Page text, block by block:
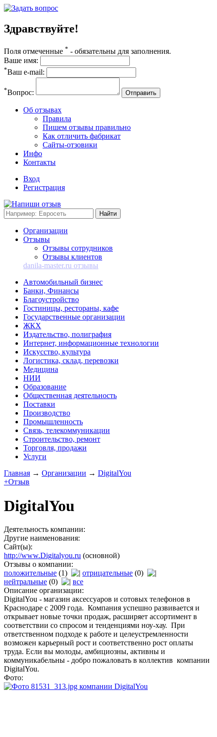
Здравствуйте!
Поля отмеченные * - обязательны для заполнения.
Ваше имя:
*Ваш e-mail:
*Вопрос: Отправить
Об отзывах
Правила
Пишем отзывы правильно
Как отличить фабрикат
Сайты-отзовики
Инфо
Контакты
Вход
Регистрация
Организации
Отзывы
Отзывы сотрудников
Отзывы клиентов
danila-master.ru отзывы
Автомобильный бизнес
Банки, Финансы
Благоустройство
Гостиницы, рестораны, кафе
Государственные организации
ЖКХ
Издательство, полиграфия
Интернет, информационные технологии
Искусство, культура
Логистика, склад, перевозки
Медицина
НИИ
Образование
Общественная деятельность
Поставки
Производство
Промышленность
Связь, телекоммуникации
Строительство, ремонт
Торговля, продажи
Услуги
Главная → Организации → DigitalYou
+Отзыв
DigitalYou
Деятельность компании:
Другие наименования:
Сайт(ы):
http://www.Digitalyou.ru (основной)
Отзывы о компании:
положительные (1) отрицательные (0)
нейтральные (0)
все
Описание организации:
DigitalYou - магазин аксессуаров и сотовых телефонов в
Краснодаре c 2009 года. Компания успешно развивается и
открывает новые точки продаж, расширяет ассортимент в
соответствии со спросом и тенденциями ноу-хау. При
ответственном подходе к работе и целеустремленности
возможен карьерный рост и соответственно рост оплаты
труда. Если вы молоды, амбициозны, активны и
коммуникабельны - добро пожаловать в коллектив компании
DigitalYou.
Фото: